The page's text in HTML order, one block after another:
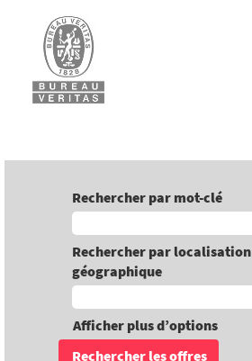
Rechercher par mot-clé
Rechercher par localisation
géographique
Afficher plus d’options